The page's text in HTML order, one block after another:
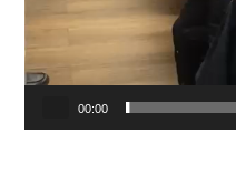
00:00